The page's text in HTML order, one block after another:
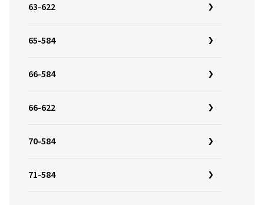
63-622
65-584
66-584
66-622
70-584
71-584